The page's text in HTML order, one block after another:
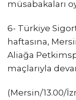
müsabakaları
6- Türkiye
haftasına,
Aliağa
maçlarıyla
(Mersin/13.00/